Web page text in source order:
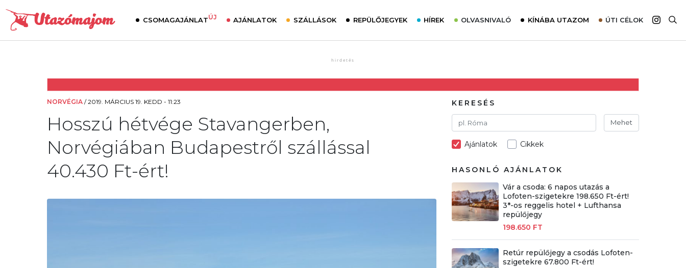
CSOMAGAJÁNLATÚJ AJÁNLATOK SZÁLLÁSOK REPÜLŐJEGYEK HÍREK OLVASNIVALÓ
Utazómajom – CitySIM kártya a világutazóknak
Élménybeszámolók
Szállodalátogatás
Sajtómegjelenések
KÍNÁBA UTAZOM ÚTI CÉLOK
Afrika
NORVÉGIA /2019. MÁRCIUS 19. KEDD - 11:23
Hosszú hétvége Stavangerben,
Norvégiában Budapestről szállással
40.430 Ft-ért!
KERESÉS
Mehet
Ajánlatok Cikkek
HASONLÓ AJÁNLATOK
Vár a csoda: 6 napos utazás a
Lofoten-szigetekre 198.650 Ft-ért!
3*-os reggelis hotel + Lufthansa
repülőjegy
198.650 FT
Retúr repülőjegy a csodás Lofoten-
szigetekre 67.800 Ft-ért!